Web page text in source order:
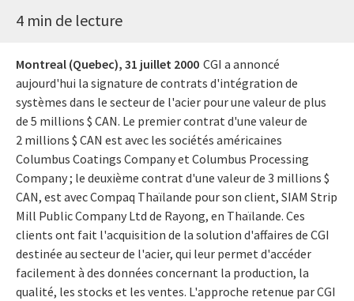
4 min de lecture
Montreal (Quebec), 31 juillet 2000 CGI a annoncé
aujourd'hui la signature de contrats d'intégration de
systèmes dans le secteur de l'acier pour une valeur de plus
de 5 millions $ CAN. Le premier contrat d'une valeur de
2 millions $ CAN est avec les sociétés américaines
Columbus Coatings Company et Columbus Processing
Company ; le deuxième contrat d'une valeur de 3 millions $
CAN, est avec Compaq Thaïlande pour son client, SIAM Strip
Mill Public Company Ltd de Rayong, en Thaïlande. Ces
clients ont fait l'acquisition de la solution d'affaires de CGI
destinée au secteur de l'acier, qui leur permet d'accéder
facilement à des données concernant la production, la
qualité, les stocks et les ventes. L'approche retenue par CGI